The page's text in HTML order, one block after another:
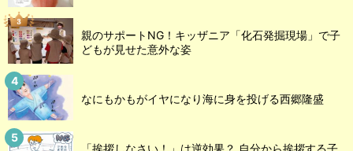
親のサポートNG！キッザニア「化石発掘現場」で子
どもが見せた意外な姿
なにもかもがイヤになり海に身を投げる西郷隆盛
「挨拶しなさい！」は逆効果？ 自分から挨拶する子